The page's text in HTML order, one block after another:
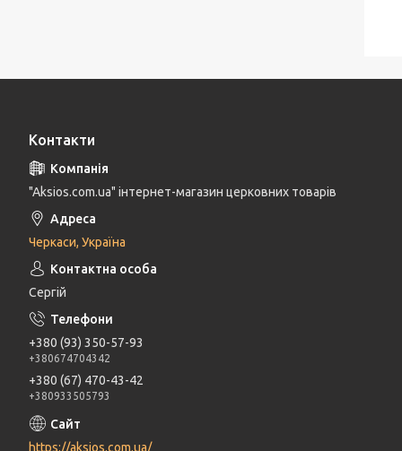
Контакти
"Aksios.com.ua" інтернет-магазин церковних товарів
Черкаси, Україна
Сергій
+380 (93) 350-57-93
+380674704342
+380 (67) 470-43-42
+380933505793
https://aksios.com.ua/